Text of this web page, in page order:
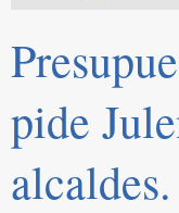
pide
alcaldes.